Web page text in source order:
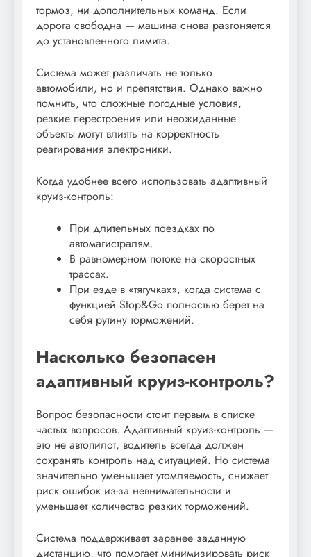
тормоз, ни дополнительных команд. Если
дорога свободна — машина снова разгоняется
до установленного лимита.
Система может различать не только
автомобили, но и препятствия. Однако важно
помнить, что сложные погодные условия,
резкие перестроения или неожиданные
объекты могут влиять на корректность
реагирования электроники.
Когда удобнее всего использовать адаптивный
круиз-контроль:
При длительных поездках по
автомагистралям.
В равномерном потоке на скоростных
трассах.
При езде в «тягучках», когда система с
функцией Stop&Go полностью берет на
себя рутину торможений.
Насколько безопасен
адаптивный круиз-контроль?
Вопрос безопасности стоит первым в списке
частых вопросов. Адаптивный круиз-контроль —
это не автопилот, водитель всегда должен
сохранять контроль над ситуацией. Но система
значительно уменьшает утомляемость, снижает
риск ошибок из-за невнимательности и
уменьшает количество резких торможений.
Система поддерживает заранее заданную
дистанцию, что помогает минимизировать риск